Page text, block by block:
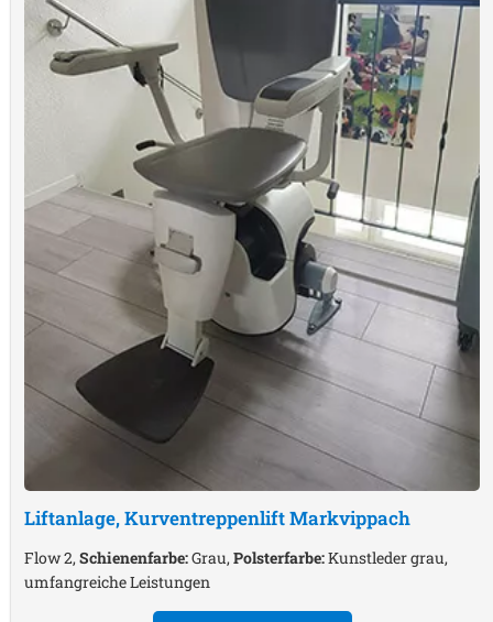
Liftanlage, KurventreppenliftMarkvippach
Flow 2,Schienenfarbe:Grau,Polsterfarbe:Kunstleder grau,
umfangreiche Leistungen